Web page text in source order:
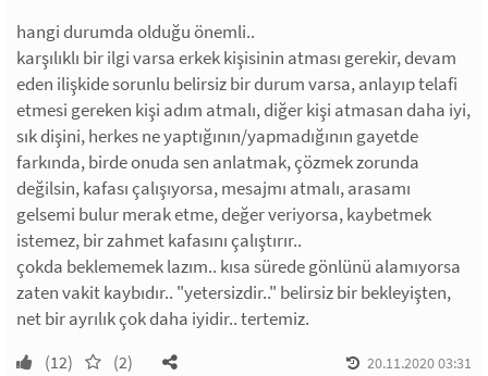
hangi durumda olduğu önemli..
karşılıklı bir ilgi varsa erkek kişisinin atması gerekir, devam
eden ilişkide sorunlu belirsiz bir durum varsa, anlayıp telafi
etmesi gereken kişi adım atmalı, diğer kişi atmasan daha iyi,
sık dişini, herkes ne yaptığının/yapmadığının gayetde
farkında, birde onuda sen anlatmak, çözmek zorunda
değilsin, kafası çalışıyorsa, mesajmı atmalı, arasamı
gelsemi bulur merak etme, değer veriyorsa, kaybetmek
istemez, bir zahmet kafasını çalıştırır..
çokda beklememek lazım.. kısa sürede gönlünü alamıyorsa
zaten vakit kaybıdır.. "yetersizdir.." belirsiz bir bekleyişten,
net bir ayrılık çok daha iyidir.. tertemiz.
(12) (2) 20.11.2020 03:31